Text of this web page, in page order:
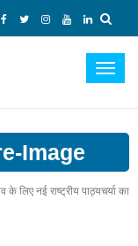
Image
लिए नई राष्ट्रीय पाठ्यचर्या का